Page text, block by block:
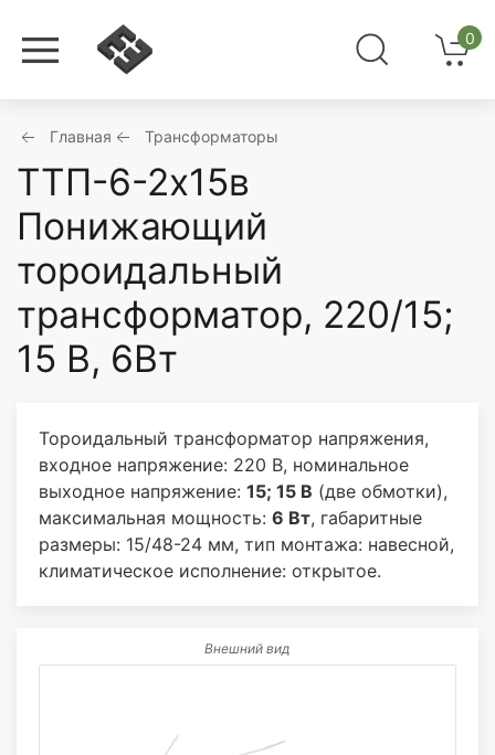
0
Главная Трансформаторы
ТТП-6-2х15в
Понижающий
тороидальный
трансформатор, 220/15;
15 В, 6Вт
Тороидальный трансформатор напряжения,
входное напряжение: 220 В, номинальное
выходное напряжение: 15; 15 В (две обмотки),
максимальная мощность: 6 Вт, габаритные
размеры: 15/48-24 мм, тип монтажа: навесной,
климатическое исполнение: открытое.
Внешний вид